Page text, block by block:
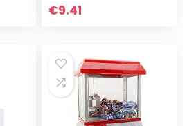
Pocket Magic
Vechtsporten
Stick, Magic Tricks
Accessoires
€9.41